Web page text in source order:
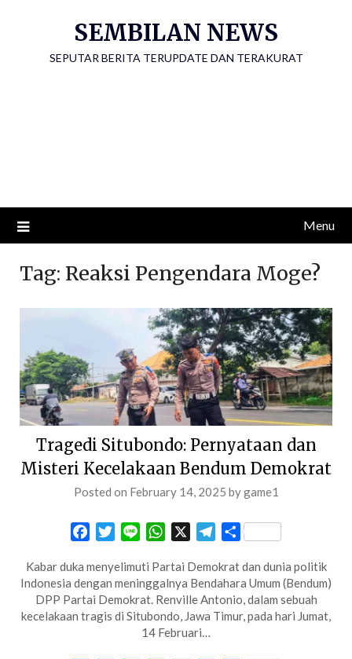
SEMBILAN NEWS
SEPUTAR BERITA TERUPDATE DAN TERAKURAT
Menu
Tag: Reaksi Pengendara Moge?
Tragedi Situbondo: Pernyataan dan
Misteri Kecelakaan Bendum Demokrat
Posted on February 14, 2025 bygame1
FacebookTwitterLine WhatsApp Telegram
Share
Kabar duka menyelimuti Partai Demokrat dan dunia politik
Indonesia dengan meninggalnya Bendahara Umum (Bendum)
DPP Partai Demokrat. Renville Antonio, dalam sebuah
kecelakaan tragis di Situbondo, Jawa Timur, pada hari Jumat,
14 Februari…